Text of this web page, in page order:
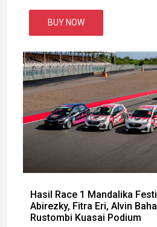
BUY NOW
Hasil Race 1 Mandalika
Abirezky, Fitra Eri, Alvin
Rustombi Kuasai Podium